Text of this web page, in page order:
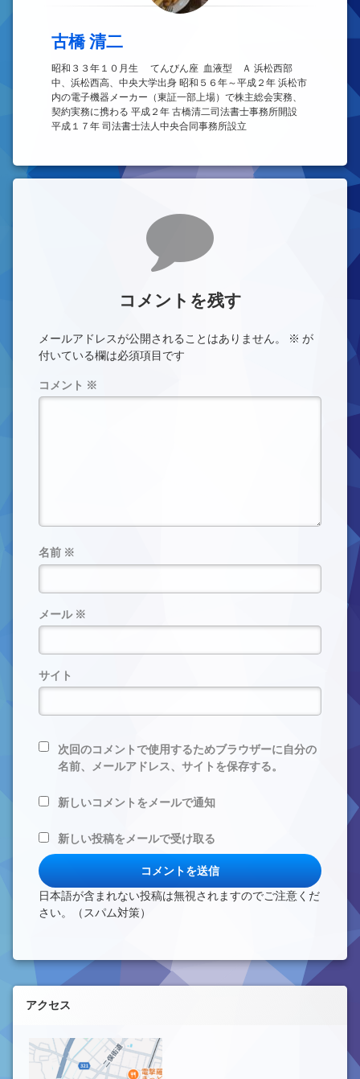
古橋 清二
昭和３３年１０月生 てんびん座 血液型 Ａ 浜松西部
中、浜松西高、中央大学出身 昭和５６年～平成２年 浜松市
内の電子機器メーカー（東証一部上場）で株主総会実務、
契約実務に携わる 平成２年 古橋清二司法書士事務所開設
平成１７年 司法書士法人中央合同事務所設立
コメントを残す
メールアドレスが公開されることはありません。 ※ が
付いている欄は必須項目です
コメント ※
名前 ※
メール ※
サイト
次回のコメントで使用するためブラウザーに自分の
名前、メールアドレス、サイトを保存する。
新しいコメントをメールで通知
新しい投稿をメールで受け取る
日本語が含まれない投稿は無視されますのでご注意くだ
さい。（スパム対策）
左サイドバー
アクセス